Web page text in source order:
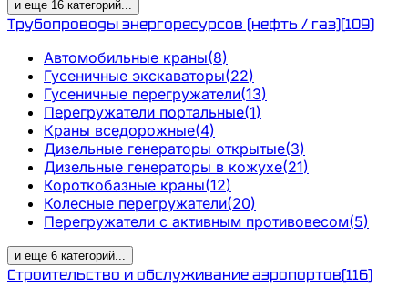
и еще 16 категорий...
Трубопроводы энергоресурсов (нефть / газ)(109)
Автомобильные краны(8)
Гусеничные экскаваторы(22)
Гусеничные перегружатели(13)
Перегружатели портальные(1)
Краны вседорожные(4)
Дизельные генераторы открытые(3)
Дизельные генераторы в кожухе(21)
Короткобазные краны(12)
Колесные перегружатели(20)
Перегружатели с активным противовесом(5)
и еще 6 категорий...
Строительство и обслуживание аэропортов(116)